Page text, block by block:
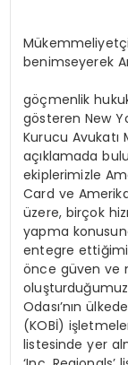
benimseyerek
göçmenlik
gösteren New
Kurucu
açıklamada
ekiplerimizle
Card ve
üzere, birçok
yapma
entegre
önce güven ve
Odası’nın
(KOBİ)
listesinde yer